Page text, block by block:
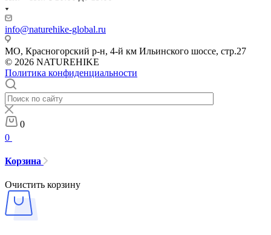
info@naturehike-global.ru
МО, Красногорский р-н, 4-й км Ильинского шоссе, стр.27
© 2026 NATUREHIKE
Политика конфиденциальности
0
0
Корзина
Очистить корзину